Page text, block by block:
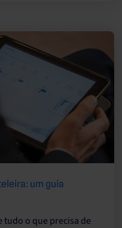
um guia
tudo o que precisa de